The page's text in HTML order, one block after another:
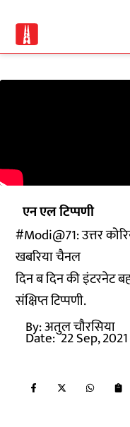
एन एल टिप्पणी
#Modi@71: उत्तर
खबरिया चैनल
दिन ब दिन की इंटरनेट
संक्षिप्त टिप्पणी.
By:अतुल चौरसिया
Date: 22 Sep, 2021